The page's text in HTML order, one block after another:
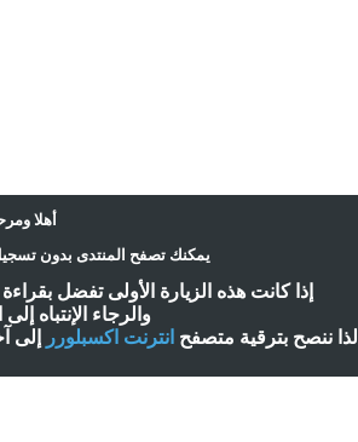
أهلا
يمكنك تصفح المنتدى بدون
إذا كانت هذه الزيارة الأولى تفضل بقراءة
والرجاء الإنتباه
لذا ننصح بترقية متصفح انترنت اكسبلورر إلى